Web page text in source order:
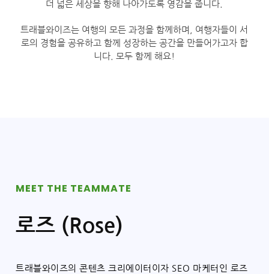
더 넓은 세상을 향해 나아가도록 영감을 줍니다.
트래블와이즈는 여행의 모든 과정을 함께하며, 여행자들이 서
로의 경험을 공유하고 함께 성장하는 공간을 만들어가고자 합
니다. 모두 함께 해요!
MEET THE TEAMMATE
로즈 (Rose)
트래블와이즈의 콘텐츠 크리에이터이자 SEO 마케터인 로즈